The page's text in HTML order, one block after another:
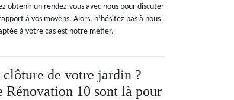
obtenir un rendez-vous avec nous pour discuter
à vos moyens. Alors, n’hésitez pas à nous
à votre cas est notre métier.
de votre jardin ?
Rénovation 10 sont là pour